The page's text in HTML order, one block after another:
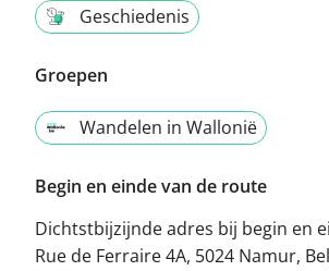
Geschiedenis
Groepen
Wandelen in Wallonië
Begin en einde van de route
Dichtstbijzijnde adres bij begin en
Rue de Ferraire 4A, 5024 Namur,